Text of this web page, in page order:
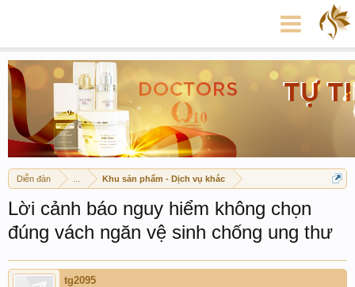
Diễn đàn Khu sản phẩm - Dịch vụ khác
Lời cảnh báo nguy hiểm không chọn
đúng vách ngăn vệ sinh chống ung thư
tg2095